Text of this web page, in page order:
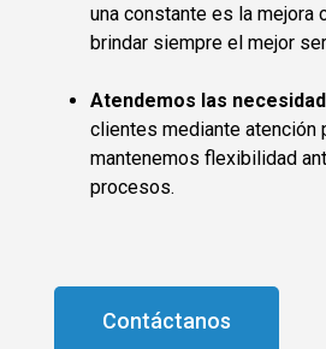
una constante es la mejora
brindar siempre el mejor
Atendemos las
clientes mediante atención
mantenemos flexibilidad
procesos.
Contáctanos